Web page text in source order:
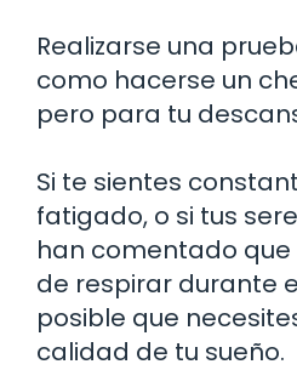
Realizarse una
como hacerse un
pero para tu
Si te sientes
fatigado, o si tus
han comentado
de respirar durante
posible que
calidad de tu sueño.